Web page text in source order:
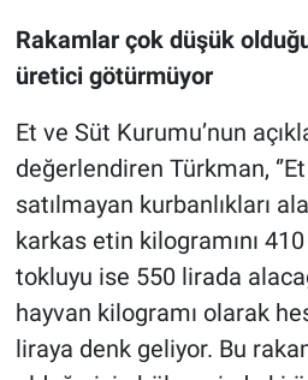
Rakamlar çok düşük
üretici götürmüyor
Et ve Süt Kurumu’nun
değerlendiren Türkman,
satılmayan kurbanlıkları
karkas etin kilogramını
tokluyu ise 550 lirada
hayvan kilogramı olarak
liraya denk geliyor. Bu